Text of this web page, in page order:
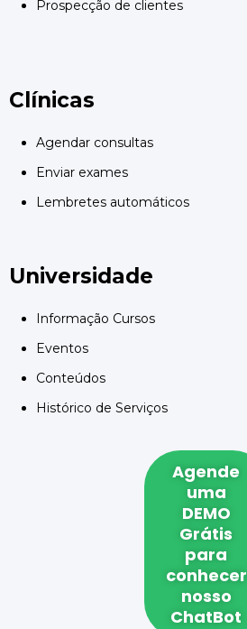
Prospecção de clientes
Clínicas
Agendar consultas
Enviar exames
Lembretes automáticos
Universidade
Informação Cursos
Eventos
Conteúdos
Histórico de Serviços
Agende
uma
DEMO
Grátis
para
conhecer
nosso
ChatBot